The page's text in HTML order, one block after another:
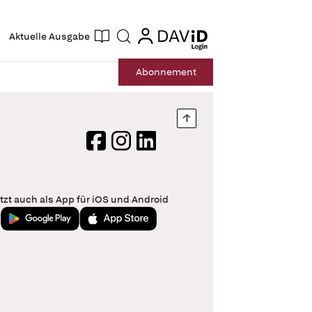
Aktuelle Ausgabe Suche login
login
Abonnement
Nach oben springen
FacebookInstagram
LinkedIn
auch als App für iOS und Android
Jetzt bei Google PlayLaden im App Store